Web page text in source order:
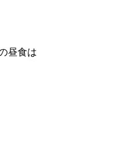
昼食は